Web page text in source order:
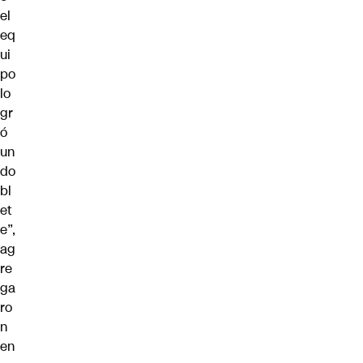
el
eq
ui
po
lo
gr
ó
un
do
bl
et
e”,
ag
re
ga
ro
n
en